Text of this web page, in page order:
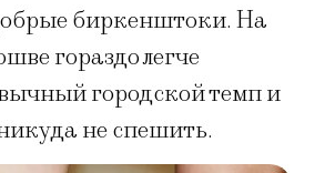
биркенштоки. На
гораздо легче
городской темп и
не спешить.